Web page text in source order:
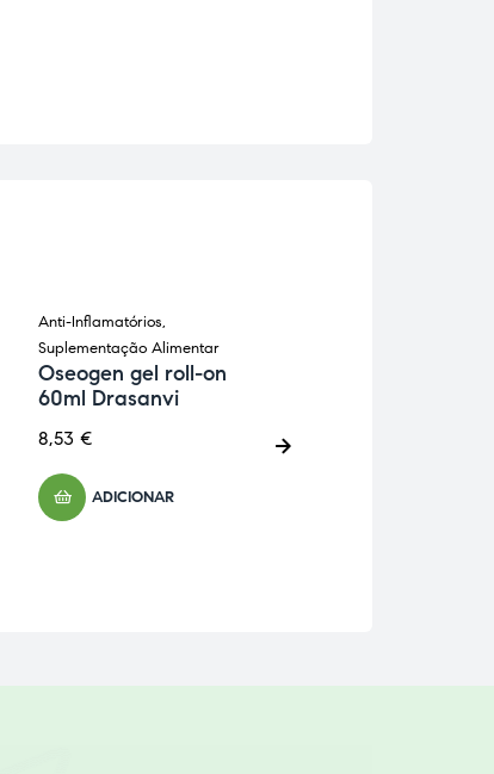
Anti-Inflamatórios,
Suplementação Alimentar
Oseogen gel roll-on
60ml Drasanvi
8,53 €
ADICIONAR